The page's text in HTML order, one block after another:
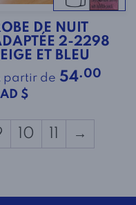
DE NUIT
2-2298
ET BLEU
partir de 54.00
$
10 →